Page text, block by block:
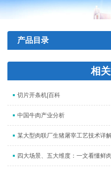
产品目录
相
切片开条机|百科
中国牛肉产业分析
某大型肉联厂生猪屠宰工艺技术详
四大场景、五大维度：一文看懂鲜